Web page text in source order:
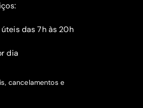
das 7h às 20h
dia
cancelamentos e